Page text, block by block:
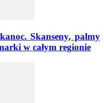
Skanseny, palmy
w całym regionie